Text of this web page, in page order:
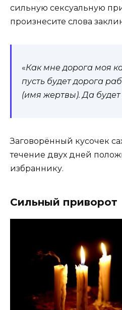
сильную сексуальную
произнесите слова
«Как мне дорога моя
пусть будет дорога
(имя жертвы). Да
Заговорённый кусочек
течение двух дней
избраннику.
Сильный приворот